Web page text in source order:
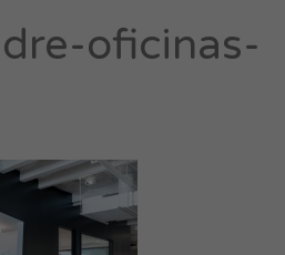
oficinas-